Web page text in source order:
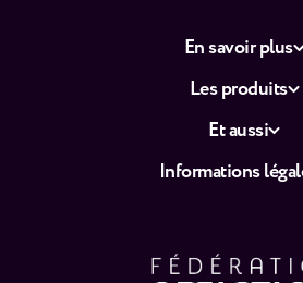
En savoir plus
Les produits
Et aussi
Informations